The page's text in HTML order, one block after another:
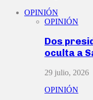
OPINIÓN
OPINIÓN
Dos
oculta a
29 julio, 2026
OPINIÓN